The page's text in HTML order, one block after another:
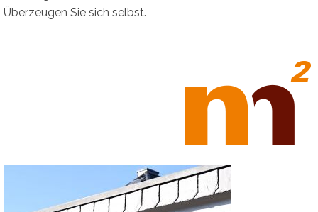
Überzeugen Sie sich selbst.